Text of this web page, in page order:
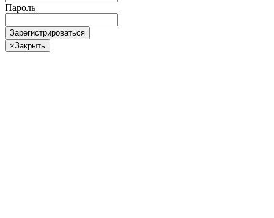
Пароль
Зарегистрироваться
×Закрыть